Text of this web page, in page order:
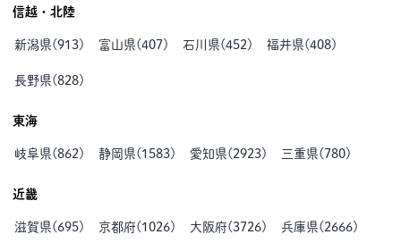
信越・北陸
新潟県(913) 富山県(407 ) 石川県(452 ) 福井県(408)
長野県(828)
東海
岐阜県(862 ) 静岡県( 1583) 愛知県( 2923) 三重県( 780)
近畿
滋賀県( 695) 京都府( 1026) 大阪府(3726) 兵庫県( 2666)